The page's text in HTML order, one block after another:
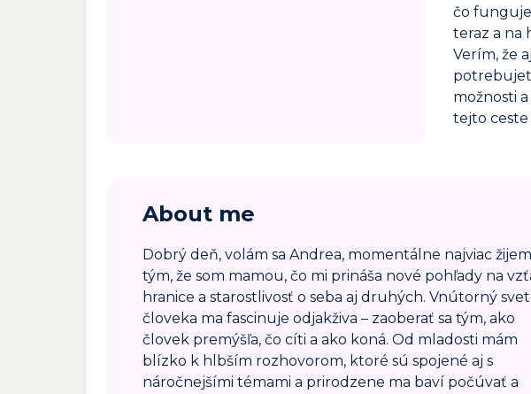
čo funguje
teraz a na
Verím, že
možnosti
tejto
About me
Dobrý deň, volám sa Andrea, momentálne najviac žijem
tým, že som mamou, čo mi prináša nové pohľady na
hranice a starostlivosť o seba aj druhých. Vnútorný svet
človeka ma fascinuje odjakživa – zaoberať sa tým, ako
človek premýšľa, čo cíti a ako koná. Od mladosti mám
blízko k hlbším rozhovorom, ktoré sú spojené aj s
náročnejšími témami a prirodzene ma baví počúvať a